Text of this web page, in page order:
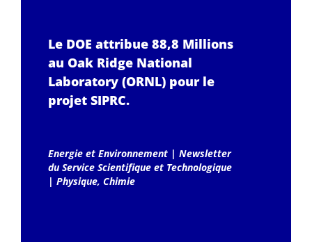
Le DOE attribue 88,8 Millions
au Oak Ridge National
Laboratory (ORNL) pour le
projet SIPRC.
Energie et Environnement| Newsletter
du Service Scientifique et Technologique
| Physique, Chimie